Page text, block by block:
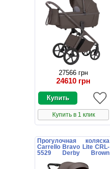
27566 грн
24610 грн
Купить в 1 клик
Прогулочная коляска
Carrello Bravo Lite CRL-
5529 Derby Brown
подстаканником